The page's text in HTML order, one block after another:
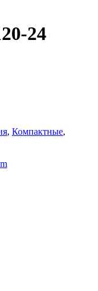
24
, Компактные,